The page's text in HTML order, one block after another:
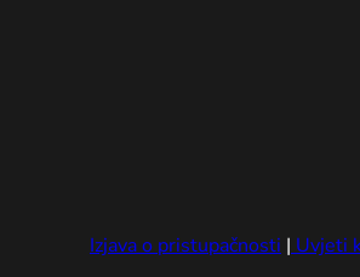
Izjava o pristupačnosti | Uvjeti